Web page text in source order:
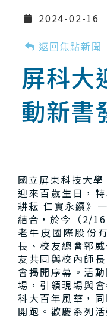
2024-02-16
返回焦點新聞
屏科大
動新書
國立屏東科技大
迎來百歲生日，
耕耘 仁實永續》
結合，於今（2/
老牛皮國際股份
長、校友總會郭
友共同與校內師
會揭開序幕。活
場，引領現場與
科大百年風華，
開跑。歡慶系列